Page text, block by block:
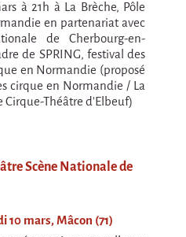
Route
à 21h à La Brèche, Pôle
en partenariat avec
de Cherbourg-en-
de SPRING, festival des
en Normandie (proposé
cirque en Normandie / La
Cirque-Théâtre d’Elbeuf)
Scène Nationale de
10 mars, Mâcon (71)